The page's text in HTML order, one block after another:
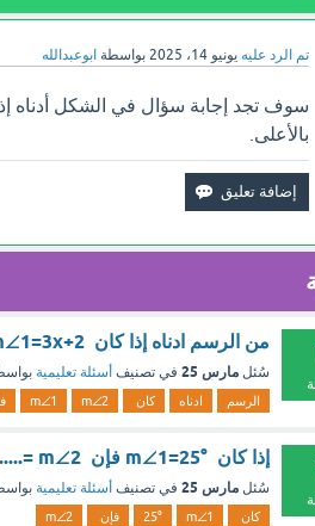
تم الرد عليه يونيو 14، 2025 بواسطة ابوعبدالله
بالأعلى.
من الرسم ادناه إذا كان m∠2=2x+3 ,m∠1=3x+2 فإن m∠1=...... ؟.. - مع الشرح
سُئل مارس 25 في تصنيف أسئلة تعليمية
الرسم ادناه كان m∠2
m∠1
إذا كان m∠1=25° فإن m∠2 =..... ؟.. - مع الشرح
سُئل مارس 25 في تصنيف أسئلة تعليمية
كان m∠1
25° فإن m∠2